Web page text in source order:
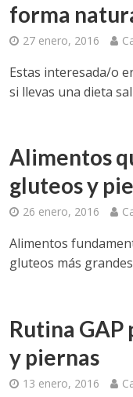
forma
27 enero, 2016
Estas interesada/o
si llevas una dieta
Alimentos
gluteos y
26 enero, 2016
Alimentos
gluteos más
Rutina
y piernas
13 enero, 2016